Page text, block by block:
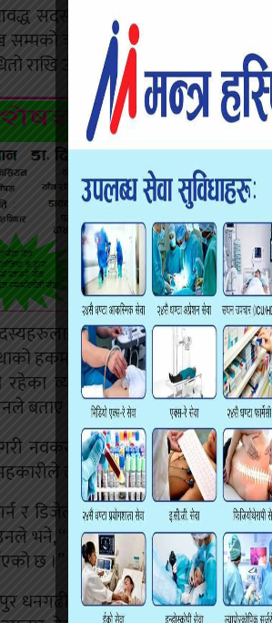
सदस्यहरुलाई ऋण प्रवाह गर्दै
ऋण व्यक्तिगत धन जामानीका
राखि उपलव्ध गराइन्छ ।
ऋण प्रवाह गर्ने व्यवस्था
हकमा कम व्याजमा ऋण लगानी गरी
व्यक्तिहरुको जीवनस्तर
बताए ।
नवकरणीउ उर्जामा समेत लगानी
सहकारीले लगानी बढाउदै आएको उनको
र डिजेल पेट्रोल लगायतका इन्धनको
भने, “नविकरणीय उर्जाबाट घरमा
छ ।”
संग समन्वय गरी झलारी